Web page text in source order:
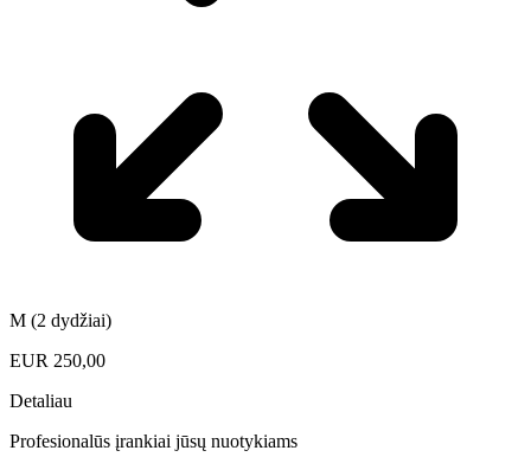
M (2 dydžiai)
EUR 250,00
Detaliau
Profesionalūs įrankiai jūsų nuotykiams